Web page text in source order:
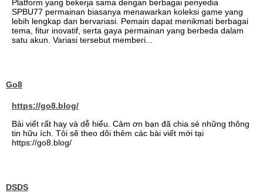
Platform yang bekerja sama dengan berbagai penyedia
SPBU77 permainan biasanya menawarkan koleksi game yang
lebih lengkap dan bervariasi. Pemain dapat menikmati berbagai
tema, fitur inovatif, serta gaya permainan yang berbeda dalam
satu akun. Variasi tersebut memberi...
Go8
https://go8.blog/
Bài viết rất hay và dễ hiểu. Cảm ơn bạn đã chia sẻ những thông
tin hữu ích. Tôi sẽ theo dõi thêm các bài viết mới tại
https://go8.blog/
DSDS